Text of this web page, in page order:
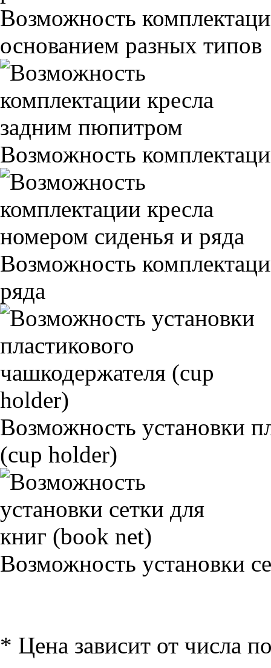
Возможность
основанием разных типов
Возможность
Возможность
ряда
Возможность установки
(cup holder)
Возможность установки
* Цена зависит от числа